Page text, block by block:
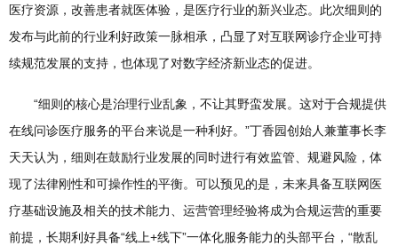
医疗资源，改善患者就医体验，是医疗行业的新兴业态。此次细则的
发布与此前的行业利好政策一脉相承，凸显了对互联网诊疗企业可持
续规范发展的支持，也体现了对数字经济新业态的促进。
“细则的核心是治理行业乱象，不让其野蛮发展。这对于合规提供
在线问诊医疗服务的平台来说是一种利好。”丁香园创始人兼董事长李
天天认为，细则在鼓励行业发展的同时进行有效监管、规避风险，体
现了法律刚性和可操作性的平衡。可以预见的是，未来具备互联网医
疗基础设施及相关的技术能力、运营管理经验将成为合规运营的重要
前提，长期利好具备“线上+线下”一体化服务能力的头部平台，“散乱